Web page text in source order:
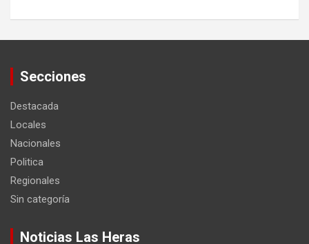
Secciones
Destacada
Locales
Nacionales
Politica
Regionales
Sin categoría
Noticias Las Heras